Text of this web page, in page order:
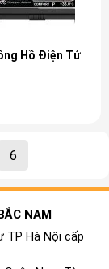
Hồ Điện Tử
6
NAM
TP Hà Nội cấp